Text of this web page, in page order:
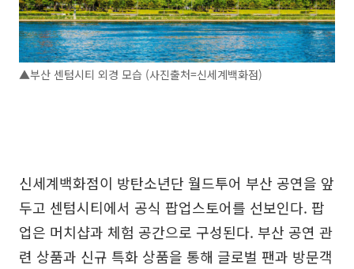
▲부산 센텀시티 외경 모습 (사진출처=신세계백화점)
신세계백화점이 방탄소년단 월드투어 부산 공연을 앞
두고 센텀시티에서 공식 팝업스토어를 선보인다. 팝
업은 머치샵과 체험 공간으로 구성된다. 부산 공연 관
련 상품과 신규 특화 상품을 통해 글로벌 팬과 방문객